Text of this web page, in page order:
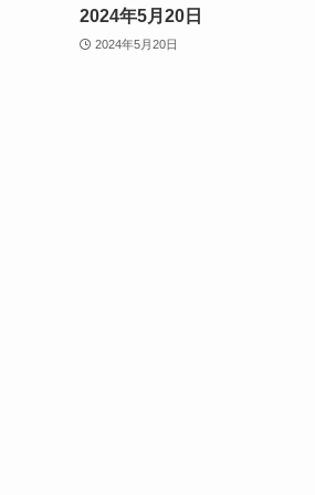
2024年5月20日
2024年5月20日